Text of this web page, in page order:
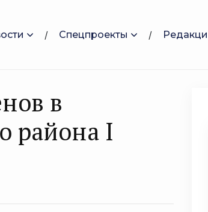
Спецпроекты
в
района I